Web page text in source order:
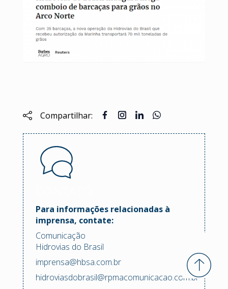
Compartilhar:
Para informações relacionadas à
imprensa, contate:
Comunicação
Hidrovias do Brasil
imprensa@hbsa.com.br
hidroviasdobrasil@rpmacomunicacao.com.br